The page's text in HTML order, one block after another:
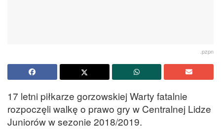
.pzpn
17 letni piłkarze gorzowskiej Warty fatalnie
rozpoczęli walkę o prawo gry w Centralnej Lidze
Juniorów w sezonie 2018/2019.